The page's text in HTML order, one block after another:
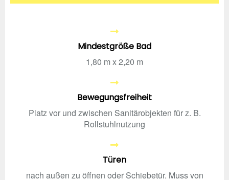
Mindestgröße Bad
1,80 m x 2,20 m
Bewegungsfreiheit
Platz vor und zwischen Sanitärobjekten für z. B.
Rollstuhlnutzung
Türen
nach außen zu öffnen oder Schiebetür. Muss von